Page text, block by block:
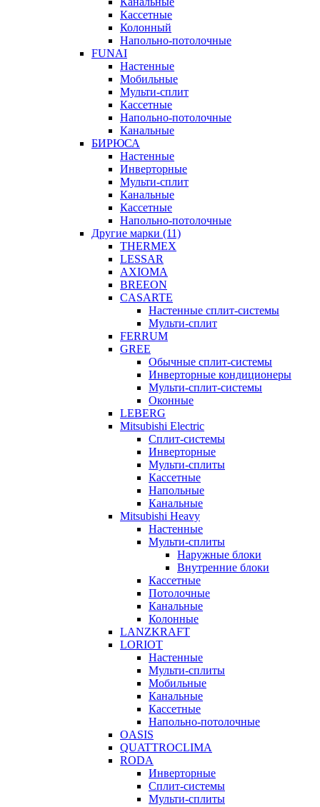
Кассетные
Колонный
Напольно-потолочные
FUNAI
Настенные
Мобильные
Мульти-сплит
Кассетные
Напольно-потолочные
Канальные
БИРЮСА
Настенные
Инверторные
Мульти-сплит
Канальные
Кассетные
Напольно-потолочные
Другие марки (11)
THERMEX
LESSAR
AXIOMA
BREEON
CASARTE
Настенные сплит-системы
Мульти-сплит
FERRUM
GREE
Обычные сплит-системы
Инверторные кондиционеры
Мульти-сплит-системы
Оконные
LEBERG
Mitsubishi Electric
Cплит-системы
Инверторные
Мульти-сплиты
Кассетные
Напольные
Канальные
Mitsubishi Heavy
Настенные
Мульти-сплиты
Наружные блоки
Внутренние блоки
Кассетные
Потолочные
Канальные
Колонные
LANZKRAFT
LORIOT
Настенные
Мульти-сплиты
Мобильные
Канальные
Кассетные
Напольно-потолочные
OASIS
QUATTROCLIMA
RODA
Инверторные
Сплит-системы
Мульти-сплиты